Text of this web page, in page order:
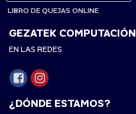
LIBRO DE QUEJAS ONLINE
GEZATEK COMPUTACIÓN
EN LAS REDES
¿DÓNDE ESTAMOS?